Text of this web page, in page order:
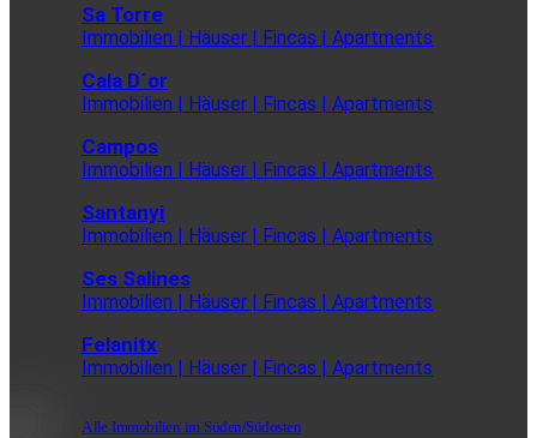
Sa Torre
Immobilien | Häuser | Fincas | Apartments
Cala D´or
Immobilien | Häuser | Fincas | Apartments
Campos
Immobilien | Häuser | Fincas | Apartments
Santanyi
Immobilien | Häuser | Fincas | Apartments
Ses Salines
Immobilien | Häuser | Fincas | Apartments
Felanitx
Immobilien | Häuser | Fincas | Apartments
Alle Immobilien im Süden/Südosten